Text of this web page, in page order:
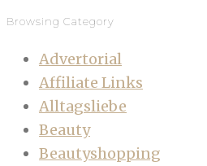
Browsing Category
Advertorial
Affiliate Links
Alltagsliebe
Beauty
Beautyshopping